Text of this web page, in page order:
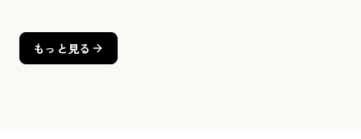
もっと見る